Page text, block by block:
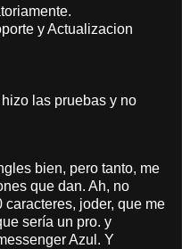
y Actualizacion
las pruebas y no
bien, pero tanto, me
que dan. Ah, no
joder, que me
sería un pro. y
Azul. Y